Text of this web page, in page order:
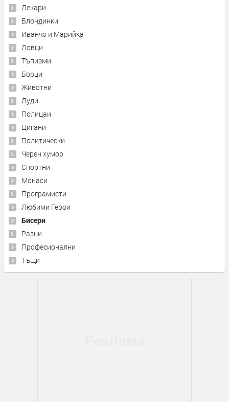
Лекари
Блондинки
Иванчо и Марийка
Ловци
Тъпизми
Борци
Животни
Луди
Полицаи
Цигани
Политически
Черен хумор
Спортни
Монаси
Програмисти
Любими Герои
Бисери
Разни
Професионални
Тъщи